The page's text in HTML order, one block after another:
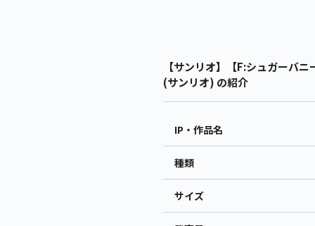
【サンリオ】【F:シュガーバ
(サンリオ) の紹介
IP・作品名
種類
サイズ